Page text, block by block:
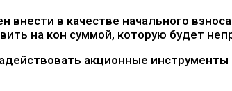
в качестве начального
на кон суммой, которую будет
акционные